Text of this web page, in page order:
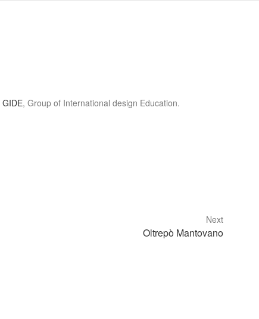
GIDE, Group of International design Education.
Next
Oltrepò Mantovano